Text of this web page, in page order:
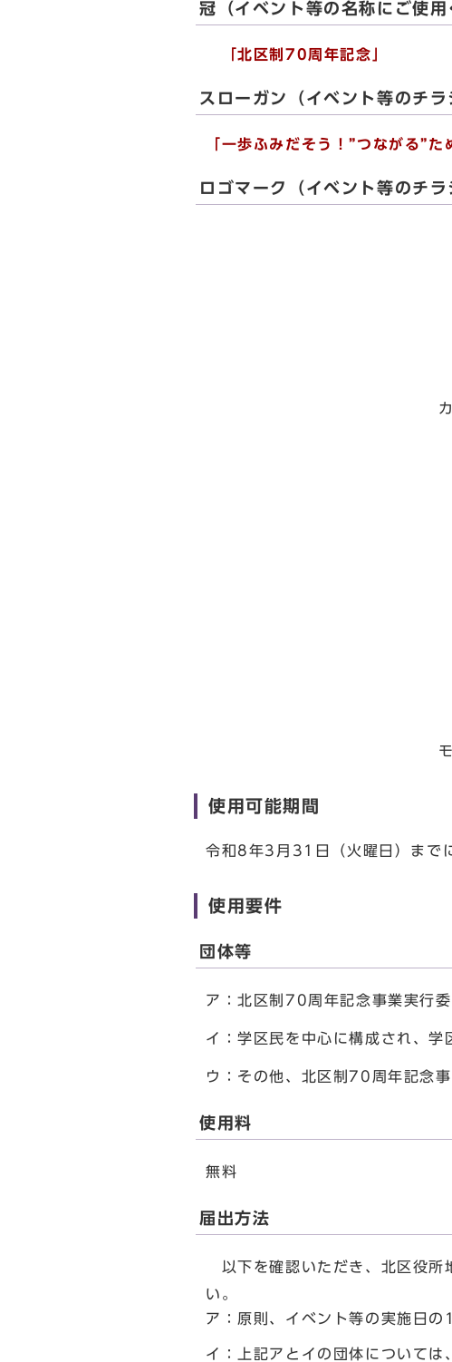
冠（イベント等の名称にご使用
「北区制70周年記念」
スローガン（イベント等のチ
「一歩ふみだそう！”つながる”た
ロゴマーク（イベント等のチ
使用可能期間
令和8年3月31日（火曜日）まで
使用要件
団体等
ア：北区制70周年記念事業実行
イ：学区民を中心に構成され、学
ウ：その他、北区制70周年記念
使用料
無料
届出方法
以下を確認いただき、北区役所
い。
ア：原則、イベント等の実施日
イ：上記アとイの団体については